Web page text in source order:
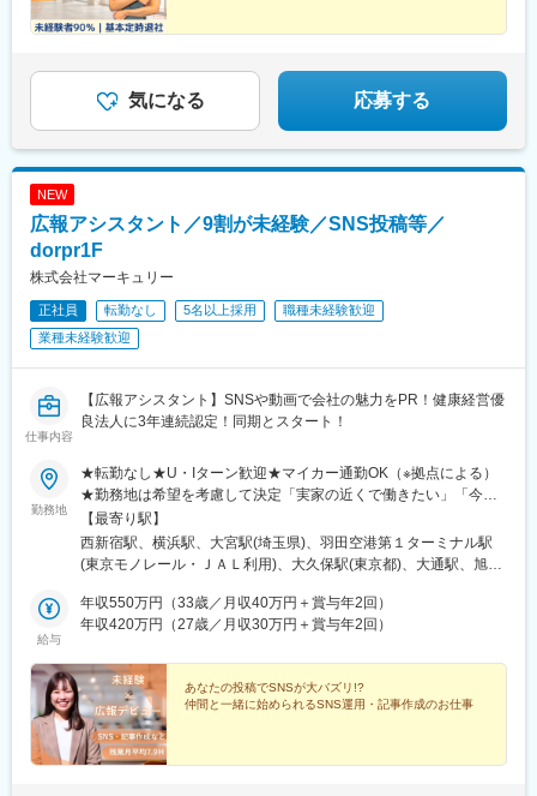
市駅、上栄町駅、大阪梅田駅(阪神線)、大阪梅田駅(阪急線)、小路
駅、浅香駅、神戸駅(兵庫県)、三宮駅(神戸新交通)、西宮駅、山陽
園駅(福岡県)、西鉄福岡駅、五島町駅、熊本駅前駅、鹿児島駅前
駅、谷山駅(指宿枕崎線)、美栄橋駅、新宿西口駅、反町駅、羽田空
港第２ターミナル駅(東京モノレール・ＡＮＡ利用)、西武新宿駅、
駅、電鉄富山駅、末広町駅(富山県)、大阪駅、高速神戸駅、三宮駅
(神戸市営)、阪神国道駅、畝傍駅、南堀端駅、二本木口駅、桜島桟
橋通駅、上塩屋駅、旭橋駅
藤沢駅、海老名駅(相模線)、浦和駅、さいたま新都心駅、川口駅、
上尾駅、新座駅、熊谷駅、春日部駅、千葉中央駅、千葉みなと
駅、伊勢崎駅、前橋駅、世良田駅、桐生駅、栃木駅、小山駅、札
幌駅、函館駅、小樽駅、千歳駅(北海道)、青森駅、一ノ関駅、遠野
駅、久慈駅、水沢駅、秋田駅、横手駅、あおば通駅、泉中央駅、
古川駅、気仙沼駅、蔵王駅、山形駅、寒河江駅、酒田駅、福島駅
(福島県)、いわき駅、会津若松駅、郡山富田駅、白河駅、名鉄名古
屋駅、栄駅(愛知県)、豊橋駅、豊川駅、岡崎駅、安城駅、浜松駅、
岡県)、大場駅、西金沢駅、松任駅、野々市工大前駅、小松駅、亀
田駅、白山駅(新潟県)、新津駅、燕三条駅、東三条駅、篠ノ井駅、
址大名町駅、水居駅、丸岡駅、岐阜駅、高山駅、名鉄岐阜駅、大
垣駅、津駅、近鉄四日市駅、津新町駅、鈴鹿市駅、播磨駅、草津
駅(滋賀県)、大津駅、南草津駅、彦根駅、長浜駅、西梅田駅、梅田
駅(地下鉄)、布施駅、堺市駅、ハーバーランド駅、三ノ宮駅、西宮
駅(ＪＲ線)、手柄駅、奈良駅、近鉄奈良駅、大和西大寺駅、大和八
木駅、和歌山駅、和歌山市駅、後藤駅、弓ケ浜駅、鳥取駅、松江
駅、出雲市駅、山口駅(山口県)、下関駅、徳島駅、佐古駅、阿南
橋駅、南行橋駅、長崎駅(長崎県)、長崎駅前駅、大分駅、賀来駅、
西大分駅、熊本駅、南宮崎駅、都城駅、鹿児島駅、谷山駅(鹿児島
市電)、那覇空港駅(鉄道)、県庁前駅(沖縄県)、おもろまち駅、都庁
前駅、神奈川駅、羽田空港第１・第２ターミナル駅(京急)、新大久
保駅、さっぽろ駅、広瀬通駅、宇都宮駅東口駅、金沢駅、市役所
山駅前駅、市役所前駅(愛媛県)、片原町駅(香川県)、熊本城・市役
所前駅、新宿御苑前駅、要町駅、京王八王子駅、立川南駅、平沼
工機前駅、中央前橋駅、西桐生駅、函館駅前駅、仙台駅(地下鉄)、
曽根田駅、近鉄名古屋駅、大須観音駅、新豊橋駅、豊川稲荷駅、
第一通り駅、新西金沢駅、西松本駅、新魚津駅、あすなろう四日
市駅、上栄町駅、大阪梅田駅(阪神線)、大阪梅田駅(阪急線)、小路
駅、浅香駅、神戸駅(兵庫県)、三宮駅(神戸新交通)、西宮駅、山陽
気になる 応募する
NEW
広報アシスタント／9割が未経験／SNS投稿等／
dorpr1F
株式会社マーキュリー
正社員 転勤なし 5名以上採用
職種未経験歓迎
業種未経験歓迎
仕事内容
【広報アシスタント】SNSや動画で会社の魅力をPR！健康経営優
良法人に3年連続認定！同期とスタート！
勤務地
★転勤なし★U・Iターン歓迎★マイカー通勤OK（※拠点による）
★勤務地は希望を考慮して決定「実家の近くで働きたい」「今の
生活圏を変えたくない」そんな希望も相談OKです。地元に戻って
の就職・転職も応援します！生活スタイルが変わって、勤務エリ
アを変えたいという相談も可能です！■北海道・東北：北海道・青
南関東：東京・神奈川・埼玉・千葉■中部：岐阜・愛知・静岡・石
川・新潟・長野・富山・福井・三重■近畿：滋賀・大阪・兵庫・奈
香川・愛媛■九州：福岡・長崎・大分・熊本・宮崎・鹿児島・沖縄
【最寄り駅】
西新宿駅、横浜駅、大宮駅(埼玉県)、羽田空港第１ターミナル駅
(東京モノレール・ＪＡＬ利用)、大久保駅(東京都)、大通駅、旭川
亀島駅、新浜松駅、新潟駅、新静岡駅、三島広小路駅、北鉄金沢
駅、長野駅、電気ビル前駅、福井駅、北新地駅、姫路駅、なんば
神南駅、眉山ロープウェイ山麓駅、浦添前田駅、通町筋駅、宮崎
駅、渋谷駅、新宿駅、新宿三丁目駅、池袋駅、吉祥寺駅、町田
駅、八王子駅、立川駅、新横浜駅、川崎駅、座間駅、相模原駅、
藤沢駅、海老名駅(相模線)、浦和駅、さいたま新都心駅、川口駅、
上尾駅、新座駅、熊谷駅、春日部駅、千葉中央駅、千葉みなと
給与
年収550万円（33歳／月収40万円＋賞与年2回）
年収420万円（27歳／月収30万円＋賞与年2回）
あなたの投稿でSNSが大バズリ!?
仲間と一緒に始められるSNS運用・記事作成のお仕事